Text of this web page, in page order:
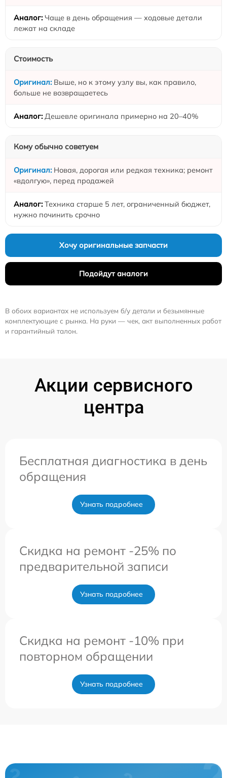
Чаще в день обращения — ходовые детали
лежат на складе
Стоимость
Выше, но к этому узлу вы, как правило,
больше не возвращаетесь
Дешевле оригинала примерно на 20–40%
Кому обычно советуем
Новая, дорогая или редкая техника; ремонт
«вдолгую», перед продажей
Техника старше 5 лет, ограниченный бюджет,
нужно починить срочно
Хочу оригинальные запчасти
Подойдут аналоги
В обоих вариантах не используем б/у детали и безымянные
комплектующие с рынка. На руки — чек, акт выполненных работ
и гарантийный талон.
Акции сервисного
центра
Бесплатная диагностика в день
обращения
Узнать подробнее
Скидка на ремонт -25% по
предварительной записи
Узнать подробнее
Скидка на ремонт -10% при
повторном обращении
Узнать подробнее